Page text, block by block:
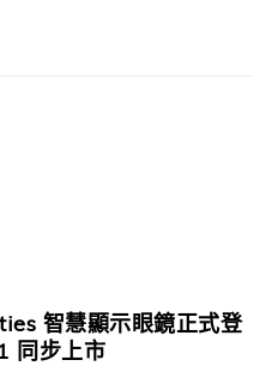
智慧顯示眼鏡正式登
同步上市